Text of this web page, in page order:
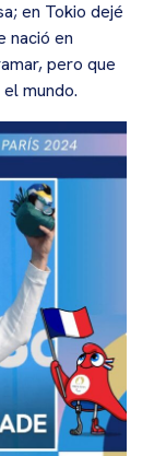
en Tokio dejé
nació en
pero que
mundo.